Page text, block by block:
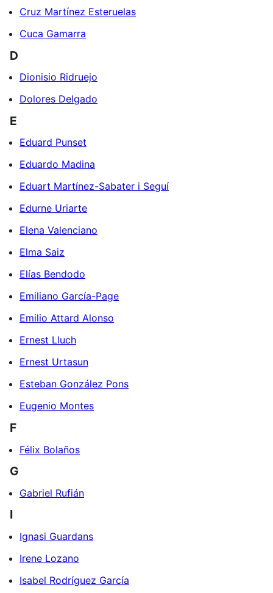
Cruz Martínez Esteruelas
Cuca Gamarra
D
Dionisio Ridruejo
Dolores Delgado
E
Eduard Punset
Eduardo Madina
Eduart Martínez-Sabater i Seguí
Edurne Uriarte
Elena Valenciano
Elma Saiz
Elías Bendodo
Emiliano García-Page
Emilio Attard Alonso
Ernest Lluch
Ernest Urtasun
Esteban González Pons
Eugenio Montes
F
Félix Bolaños
G
Gabriel Rufián
I
Ignasi Guardans
Irene Lozano
Isabel Rodríguez García